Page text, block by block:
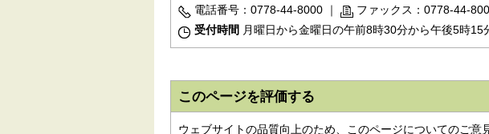
電話番号：0778-44-8000 ｜ ファックス：0778-44-
受付時間 月曜日から金曜日の午前8時30分から午後5時15
このページを評価する
ウェブサイトの品質向上のため、このページについてのご意